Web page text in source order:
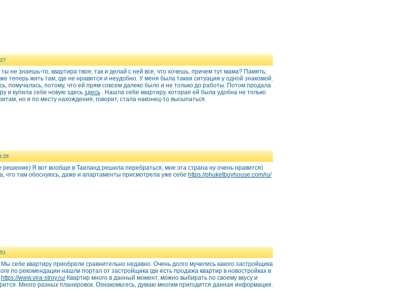
ты не знаешь-то, квартира твоя, так и делай с ней все, что хочешь, причем тут мама? Память,
теперь жить там, где не нравится и неудобно. У меня была такая ситуация у одной знакомой.
помучалась, потому, что ей прям совсем далеко было и не только до работы. Потом продала
и купила себе новую здесь здесь . Нашла себе квартиру, которая ей была удобна не только
но и по месту нахождения, говорит, стала наконец-то высыпаться.
решение) Я вот вообще в Таиланд решила перебраться, мне эта страна ну очень нравится)
что там обоснуюсь, даже и апартаменты присмотрела уже себе https://phuketbuyhouse.com/ru/
Мы себе квартиру приобрели сравнительно недавно. Очень долго мучились какого застройщика
по рекомендации нашли портал от застройщика где есть продажа квартир в новостройках в
https://www.vira-stroy.ru/Квартир много в данный момент, можно выбирать по своему вкусу и
Много разных планировок. Ознакомьтесь, думаю многим пригодится данная информация.